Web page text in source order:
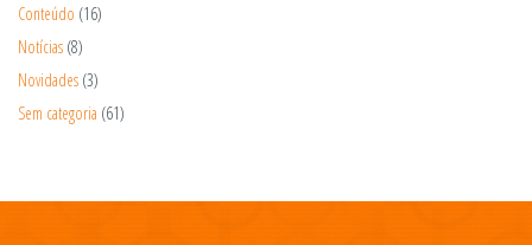
Conteúdo (16)
Notícias (8)
Novidades (3)
Sem categoria (61)